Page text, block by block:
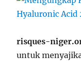
risques-
untuk